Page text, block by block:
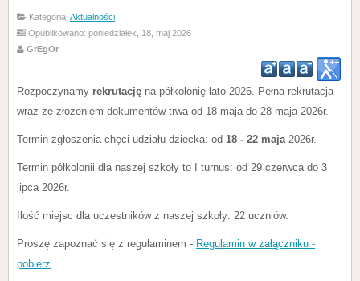
Kategoria: Aktualności
Opublikowano: poniedziałek, 18, maj 2026
GrEgOr
Rozpoczynamy rekrutację na półkolonię lato 2026. Pełna rekrutacja
wraz ze złożeniem dokumentów trwa od 18 maja do 28 maja 2026r.
Termin zgłoszenia chęci udziału dziecka: od 18 - 22 maja2026r.
Termin półkolonii dla naszej szkoły to I turnus: od 29 czerwca do 3
lipca 2026r.
Ilość miejsc dla uczestników z naszej szkoły: 22 uczniów.
Proszę zapoznać się z regulaminem - Regulamin w załączniku -
pobierz.